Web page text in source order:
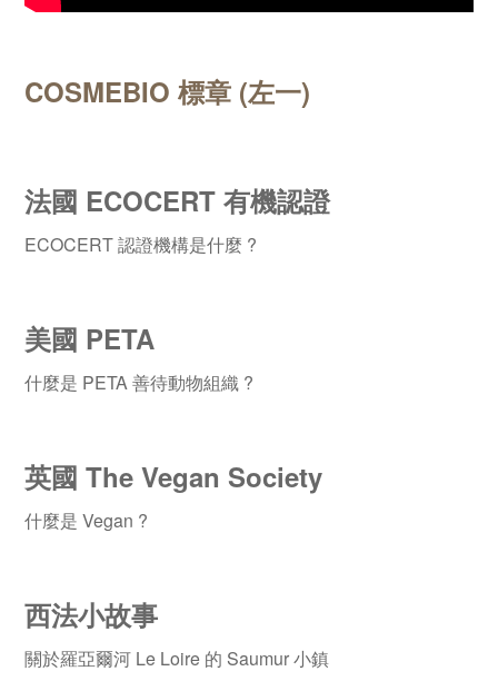
COSMEBIO 標章 (左一)
法國 ECOCERT 有機認證
ECOCERT 認證機構是什麼 ?
美國 PETA
什麼是 PETA 善待動物組織 ?
英國 The Vegan Society
什麼是 Vegan ?
西法小故事
關於羅亞爾河 Le Loire 的 Saumur 小鎮